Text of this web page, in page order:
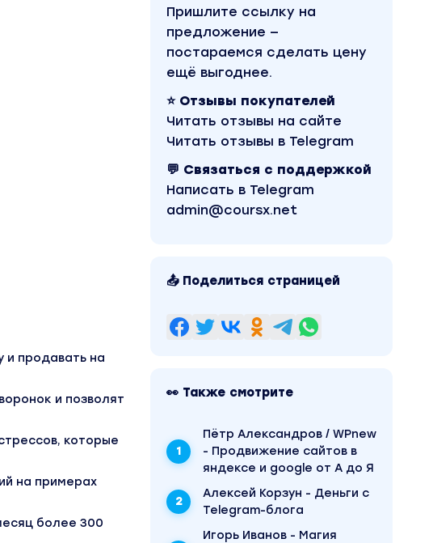
и продавать на
и позволят
которые
на примерах
более 300
Пришлите ссылку на
предложение —
постараемся сделать цену
ещё выгоднее.
⭐ Отзывы покупателей
Читать отзывы на сайте
Читать отзывы в Telegram
💬 Связаться с поддержкой
Написать в Telegram
admin@coursx.net
📤 Поделиться страницей
👀 Также смотрите
Пётр Александров / WPnew
- Продвижение сайтов в
яндексе и google от А до Я
Алексей Корзун - Деньги с
Telegram-блога
Игорь Иванов - Магия